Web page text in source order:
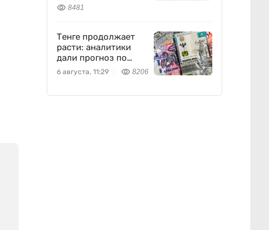
8481
Тенге продолжает
расти: аналитики
дали прогноз по
доллару
6 августа, 11:29 8206